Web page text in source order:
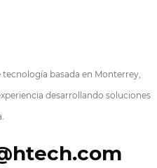
basada en Monterrey,
desarrollando soluciones